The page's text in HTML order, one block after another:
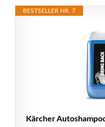
BESTSELLER NR. 7
Kärcher